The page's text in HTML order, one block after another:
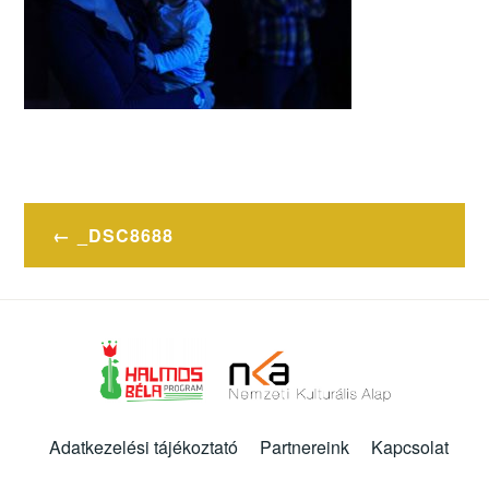
Bejegyzés
navigáció
_DSC8688
Adatkezelési tájékoztató Partnereink Kapcsolat